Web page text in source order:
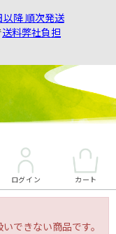
降 順次発送
送料弊社負担
ログイン カート
できない商品です。